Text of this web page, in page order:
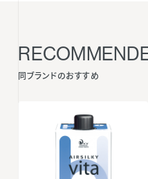
同ブランドのおすすめ